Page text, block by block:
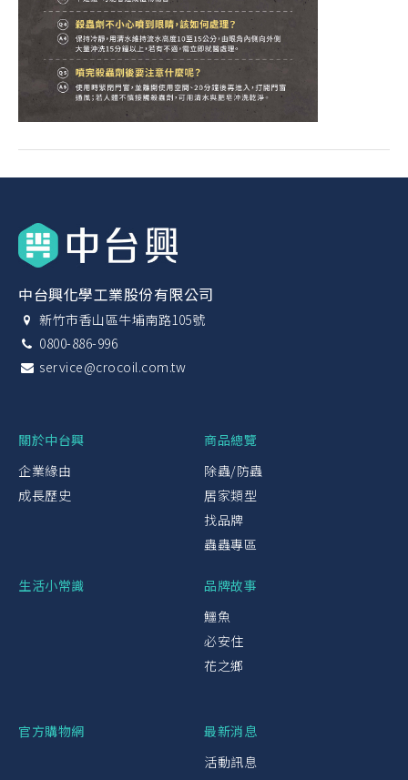
中台興化學工業股份有限公司
新竹市香山區牛埔南路105號
0800-886-996
service@crocoil.com.tw
關於中台興
企業緣由
成長歷史
商品總覽
除蟲/防蟲
居家類型
找品牌
蟲蟲專區
生活小常識
品牌故事
鱷魚
必安住
花之鄉
官方購物網
最新消息
活動訊息